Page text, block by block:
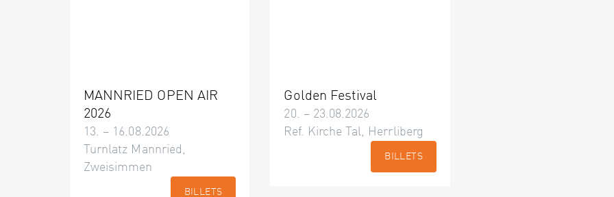
MANNRIED OPEN AIR
2026
13. – 16.08.2026
Turnlatz Mannried,
Zweisimmen
BILLETS
Golden Festival
20. – 23.08.2026
Ref. Kirche Tal, Herrliberg
BILLETS